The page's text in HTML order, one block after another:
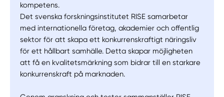
Manuellt Få hjälp
Välj tillvägagångssätt
kompetens.
Det svenska forskningsinstitutet RISE samarbetar
med internationella företag, akademier och offentlig
sektor för att skapa ett konkurrenskraftigt näringsliv
för ett hållbart samhälle. Detta skapar möjligheten
att få en kvalitetsmärkning som bidrar till en starkare
konkurrenskraft på marknaden.